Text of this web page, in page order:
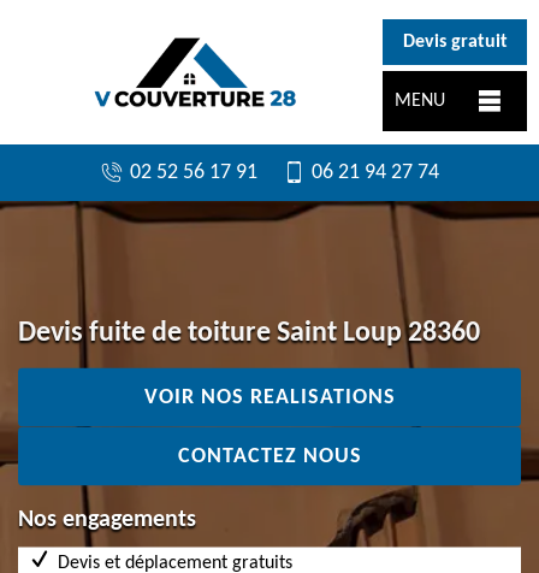
Devis gratuit
MENU
02 52 56 17 91 06 21 94 27 74
Devis fuite de toiture Saint Loup 28360
VOIR NOS REALISATIONS
CONTACTEZ NOUS
Nos engagements
Devis et déplacement gratuits